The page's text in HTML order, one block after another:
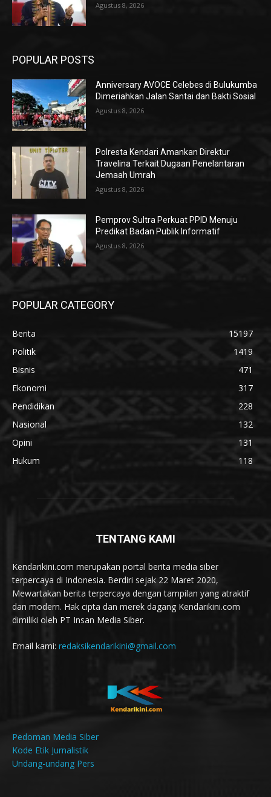
Agustus 8, 2026
POPULAR POSTS
Anniversary AVOCE Celebes di Bulukumba
Dimeriahkan Jalan Santai dan Bakti Sosial
Agustus 8, 2026
Polresta Kendari Amankan Direktur
Travelina Terkait Dugaan Penelantaran
Jemaah Umrah
Agustus 8, 2026
Pemprov Sultra Perkuat PPID Menuju
Predikat Badan Publik Informatif
Agustus 8, 2026
POPULAR CATEGORY
Berita
15197
Politik
1419
Bisnis
471
Ekonomi
317
Pendidikan
228
Nasional
132
Opini
131
Hukum
118
TENTANG KAMI
Kendarikini.com merupakan portal berita media siber
terpercaya di Indonesia. Berdiri sejak 22 Maret 2020,
Mewartakan berita terpercaya dengan tampilan yang atraktif
dan modern. Hak cipta dan merek dagang Kendarikini.com
dimiliki oleh PT Insan Media Siber.
Email kami: redaksikendarikini@gmail.com
Pedoman Media Siber
Kode Etik Jurnalistik
Undang-undang Pers